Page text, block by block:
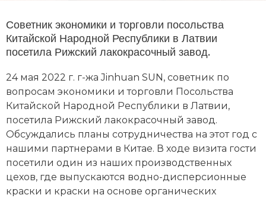
Советник экономики и торговли посольства
Китайской Народной Республики в Латвии
посетила Рижский лакокрасочный завод.
24 мая 2022 г. г-жа Jinhuan SUN, советник по
вопросам экономики и торговли Посольства
Китайской Народной Республики в Латвии,
посетила Рижский лакокрасочный завод.
Обсуждались планы сотрудничества на этот год с
нашими партнерами в Китае. В ходе визита гости
посетили один из наших производственных
цехов, где выпускаются водно-дисперсионные
краски и краски на основе органических